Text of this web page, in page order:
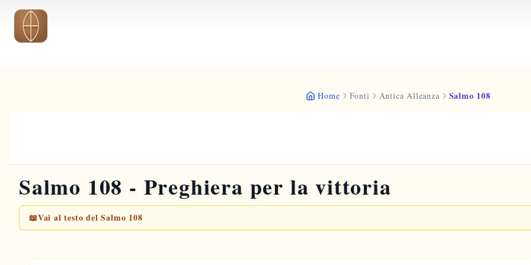
Vai al contenuto principale
Home Fonti Antica Alleanza Salmo 108
Salmo 108 - Preghiera per la vittoria
📖Vai al testo del Salmo 108